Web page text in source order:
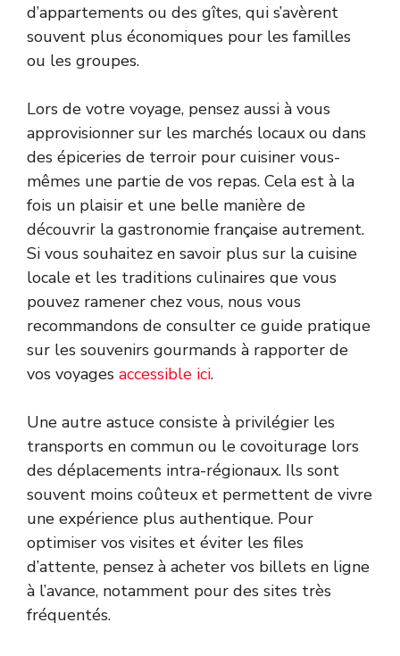
d’appartements ou des gîtes, qui s’avèrent
souvent plus économiques pour les familles
ou les groupes.
Lors de votre voyage, pensez aussi à vous
approvisionner sur les marchés locaux ou dans
des épiceries de terroir pour cuisiner vous-
mêmes une partie de vos repas. Cela est à la
fois un plaisir et une belle manière de
découvrir la gastronomie française autrement.
Si vous souhaitez en savoir plus sur la cuisine
locale et les traditions culinaires que vous
pouvez ramener chez vous, nous vous
recommandons de consulter ce guide pratique
sur les souvenirs gourmands à rapporter de
vos voyages accessible ici.
Une autre astuce consiste à privilégier les
transports en commun ou le covoiturage lors
des déplacements intra-régionaux. Ils sont
souvent moins coûteux et permettent de vivre
une expérience plus authentique. Pour
optimiser vos visites et éviter les files
d’attente, pensez à acheter vos billets en ligne
à l’avance, notamment pour des sites très
fréquentés.